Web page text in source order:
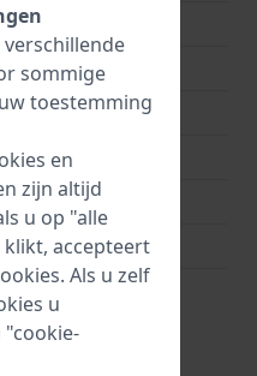
8
Herfst/Winter
Bar (zwemmen)
Zilver, Zilver
sommige
toestemming
en
zijn altijd
u op "alle
accepteert
Als u zelf
u